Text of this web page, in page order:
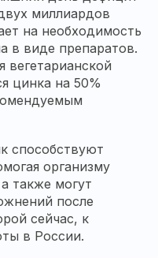
миллиардов
на необходимость
в виде препаратов.
цинка на 50%
способствуют
организму
также могут
после
сейчас, к
в России.